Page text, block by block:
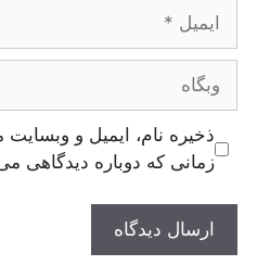
ایمیل
وبگاه
ذخیره نام، ایمیل و
زمانی که دوباره دیدگاهی